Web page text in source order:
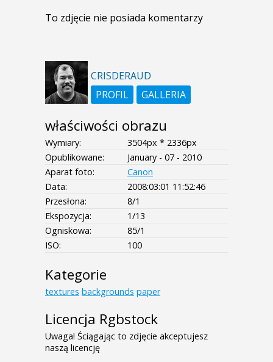
To zdjęcie nie posiada komentarzy
CRISDERAUD
PROFIL
GALLERIA
właściwości obrazu
Wymiary:
3504px * 2336px
Opublikowane:
January - 07 - 2010
Aparat foto:
Canon
Data:
2008:03:01 11:52:46
Przesłona:
8/1
Ekspozycja:
1/13
Ogniskowa:
85/1
ISO:
100
Kategorie
textures backgrounds paper
Licencja Rgbstock
Uwaga! Ściągając to zdjęcie akceptujesz
naszą licencję